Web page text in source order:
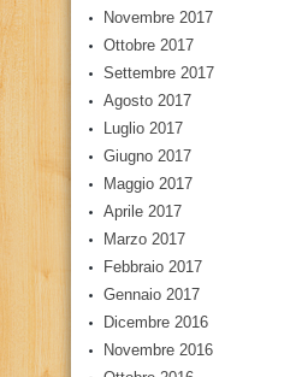
Novembre 2017
Ottobre 2017
Settembre 2017
Agosto 2017
Luglio 2017
Giugno 2017
Maggio 2017
Aprile 2017
Marzo 2017
Febbraio 2017
Gennaio 2017
Dicembre 2016
Novembre 2016